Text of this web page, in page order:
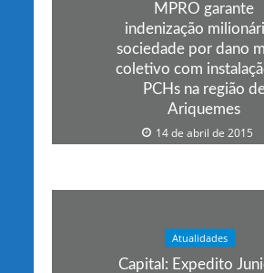
MPRO garante
indenização
sociedade por dano
coletivo com
PCHs na região
Ariquemes
14 de abril de 2015
Atualidades
Capital: Expedito